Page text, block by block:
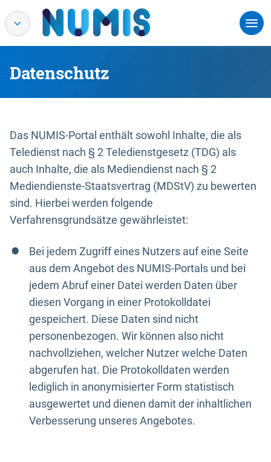
Datenschutz
Das NUMIS-Portal enthält sowohl Inhalte, die als
Teledienst nach § 2 Teledienstgesetz (TDG) als
auch Inhalte, die als Mediendienst nach § 2
Mediendienste-Staatsvertrag (MDStV) zu bewerten
sind. Hierbei werden folgende
Verfahrensgrundsätze gewährleistet:
Bei jedem Zugriff eines Nutzers auf eine Seite
aus dem Angebot des NUMIS-Portals und bei
jedem Abruf einer Datei werden Daten über
diesen Vorgang in einer Protokolldatei
gespeichert. Diese Daten sind nicht
personenbezogen. Wir können also nicht
nachvollziehen, welcher Nutzer welche Daten
abgerufen hat. Die Protokolldaten werden
lediglich in anonymisierter Form statistisch
ausgewertet und dienen damit der inhaltlichen
Verbesserung unseres Angebotes.